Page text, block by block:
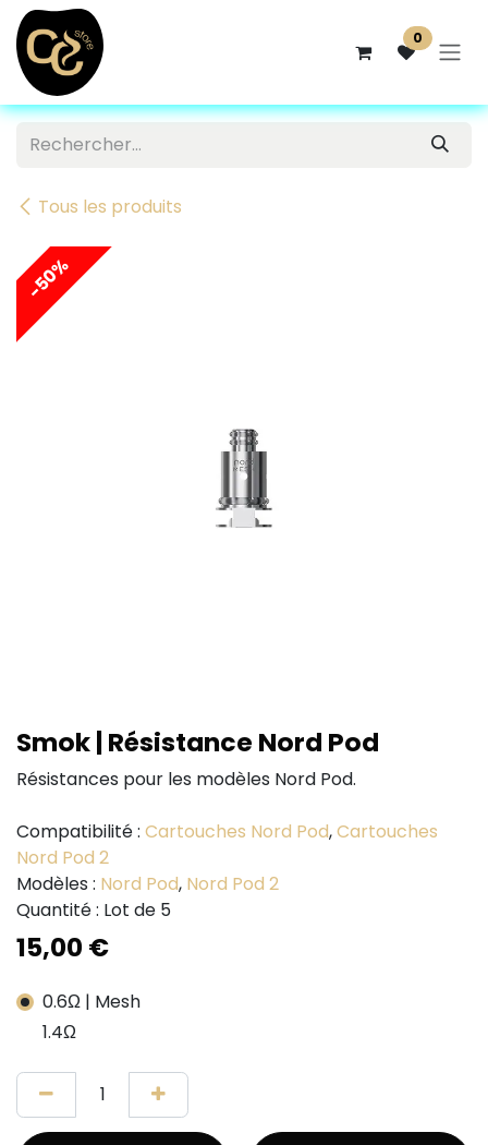
Se rendre au contenu
0
Tous les produits
-50%
Smok | Résistance Nord Pod
Résistances pour les modèles Nord Pod.
Compatibilité : Cartouches Nord Pod,Cartouches
Nord Pod 2
Modèles : Nord Pod, Nord Pod 2
Quantité : Lot de 5
15,00 €
0.6Ω | Mesh
1.4Ω